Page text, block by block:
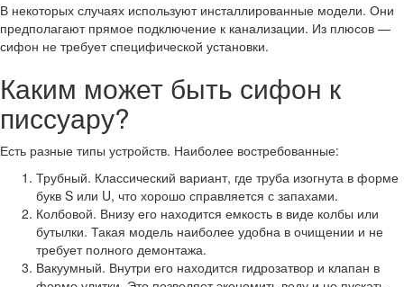
В некоторых случаях используют инсталлированные модели. Они
предполагают прямое подключение к канализации. Из плюсов —
сифон не требует специфической установки.
Каким может быть сифон к
писсуару?
Есть разные типы устройств. Наиболее востребованные:
Трубный. Классический вариант, где труба изогнута в форме
букв S или U, что хорошо справляется с запахами.
Колбовой. Внизу его находится емкость в виде колбы или
бутылки. Такая модель наиболее удобна в очищении и не
требует полного демонтажа.
Вакуумный. Внутри его находится гидрозатвор и клапан в